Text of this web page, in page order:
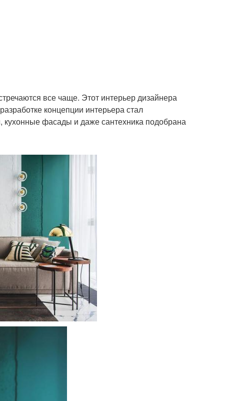
все чаще. Этот интерьер дизайнера
концепции интерьера стал
фасады и даже сантехника подобрана